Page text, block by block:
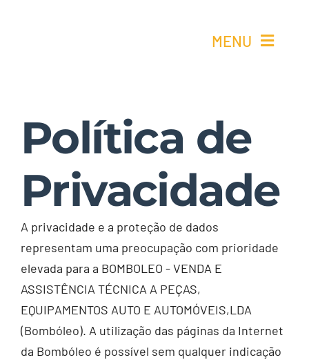
MENU
Política de
Privacidade
A privacidade e a proteção de dados
representam uma preocupação com prioridade
elevada para a BOMBOLEO - VENDA E
ASSISTÊNCIA TÉCNICA A PEÇAS,
EQUIPAMENTOS AUTO E AUTOMÓVEIS,LDA
(Bombóleo). A utilização das páginas da Internet
da Bombóleo é possível sem qualquer indicação